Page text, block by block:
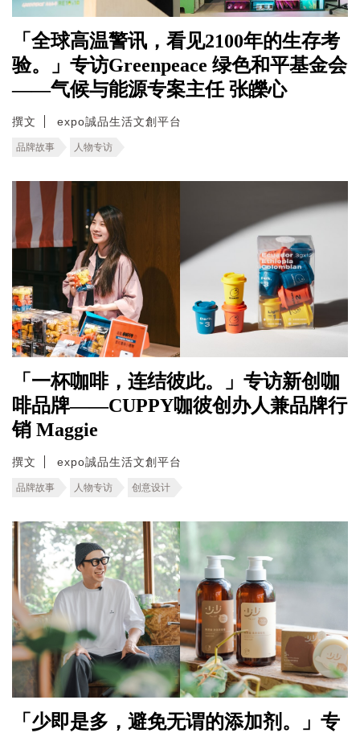
「全球高温警讯，看见2100年的生存考
验。」专访Greenpeace 绿色和平基金会
——气候与能源专案主任 张皪心
撰文 expo誠品生活文創平台
品牌故事 人物专访
「一杯咖啡，连结彼此。」专访新创咖
啡品牌——CUPPY咖彼创办人兼品牌行
销 Maggie
撰文 expo誠品生活文創平台
品牌故事 人物专访 创意设计
「少即是多，避免无谓的添加剂。」专